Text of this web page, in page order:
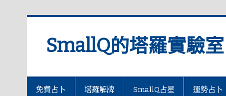
SmallQ的塔羅實驗室
免費占卜 塔羅解牌 SmallQ占星 運勢占卜